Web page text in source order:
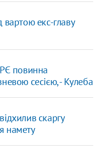
вартою екс-главу
повинна
сесією, - Кулеба
скаргу
намету